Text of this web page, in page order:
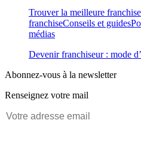
Trouver la meilleure franchise
franchiseConseils et guides
médias
Devenir franchiseur : mode
Abonnez-vous à la newsletter
Renseignez votre mail